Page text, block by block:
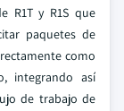
R1T y R1S que
paquetes de
como
integrando así
de trabajo de